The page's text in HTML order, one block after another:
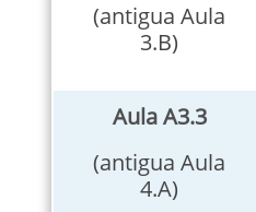
(antigua Aula
3.B)
Aula A3.3
(antigua Aula
4.A)